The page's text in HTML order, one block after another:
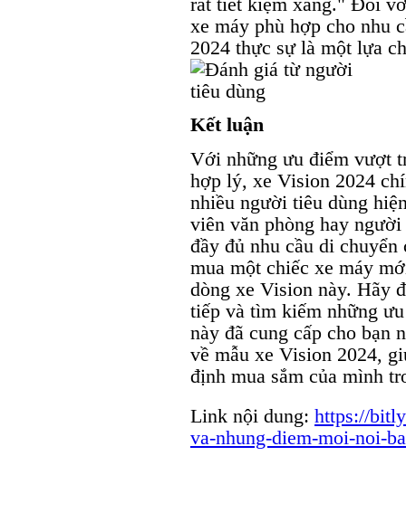
xe máy phù hợp cho nhu
2024 thực sự là một lựa
Kết luận
Với những ưu điểm vượt
hợp lý, xe Vision 2024
nhiều người tiêu dùng
viên văn phòng hay
đầy đủ nhu cầu di
mua một chiếc xe máy
dòng xe Vision này. Hãy
tiếp và tìm kiếm những
này đã cung cấp cho bạn
về mẫu xe Vision 2024,
định mua sắm của mình
Link nội dung: https://
va-nhung-diem-moi-noi-